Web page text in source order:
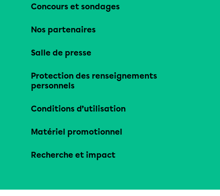
Concours et sondages
Nos partenaires
Salle de presse
Protection des renseignements
personnels
Conditions d’utilisation
Matériel promotionnel
Recherche et impact